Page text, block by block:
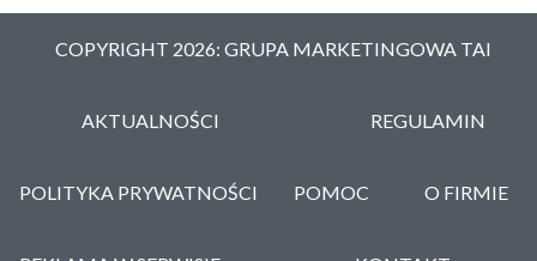
COPYRIGHT 2026: GRUPA MARKETINGOWA TAI
AKTUALNOŚCI REGULAMIN
POLITYKA PRYWATNOŚCI POMOC O FIRMIE